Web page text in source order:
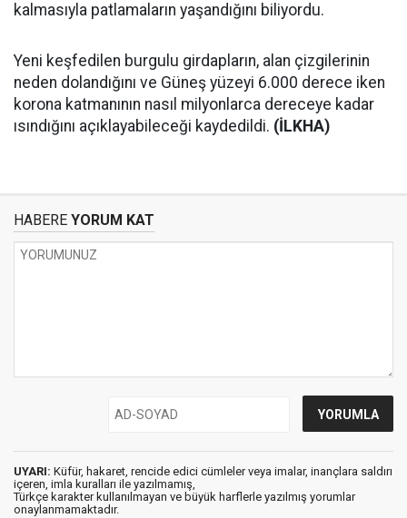
kalmasıyla patlamaların yaşandığını biliyordu.
Yeni keşfedilen burgulu girdapların, alan çizgilerinin
neden dolandığını ve Güneş yüzeyi 6.000 derece iken
korona katmanının nasıl milyonlarca dereceye kadar
ısındığını açıklayabileceği kaydedildi. (İLKHA)
HABERE YORUM KAT
UYARI: Küfür, hakaret, rencide edici cümleler veya imalar, inançlara saldırı
içeren, imla kuralları ile yazılmamış,
Türkçe karakter kullanılmayan ve büyük harflerle yazılmış yorumlar
onaylanmamaktadır.